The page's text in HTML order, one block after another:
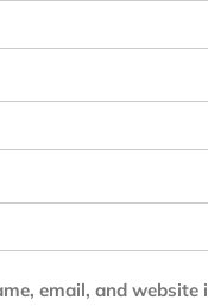
email, and